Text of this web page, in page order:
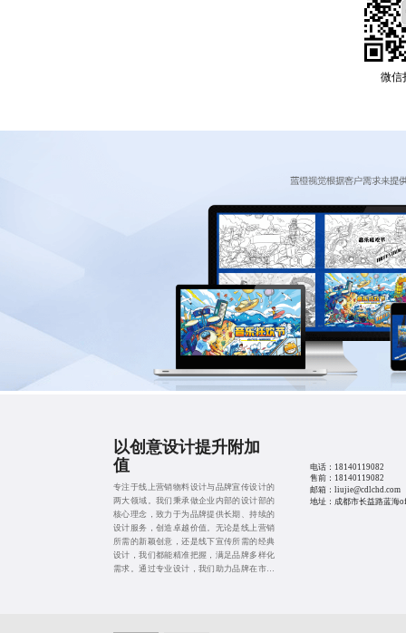
微信
以创意设计提升附加
值
专注于线上营销物料设计与品牌宣传设计的
两大领域。我们秉承做企业内部的设计部的
核心理念，致力于为品牌提供长期、持续的
设计服务，创造卓越价值。无论是线上营销
所需的新颖创意，还是线下宣传所需的经典
设计，我们都能精准把握，满足品牌多样化
需求。通过专业设计，我们助力品牌在市场
电话： 18140119082
售前： 18140119082
邮箱：liujie@cdlchd.com
地址：成都市长益路蓝海